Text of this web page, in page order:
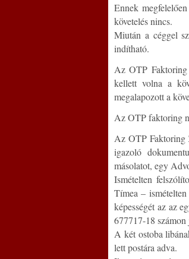
Ennek
követelés nincs.
Miután a céggel
indítható.
Az OTP Faktoring
kellett volna a
megalapozott a
Az OTP faktoring
Az OTP Faktoring
igazoló
másolatot, egy
Ismételten
Tímea –
képességét az az
677717-18 számon
A két ostoba
lett postára adva.